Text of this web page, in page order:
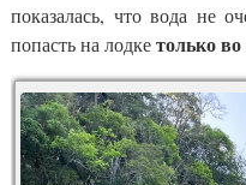
показалась, что вода не
попасть на лодкетолько